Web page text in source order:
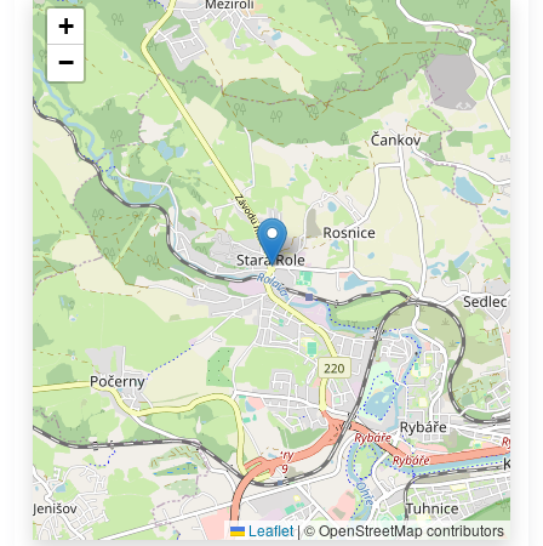
+
−
Leaflet |© OpenStreetMap contributors